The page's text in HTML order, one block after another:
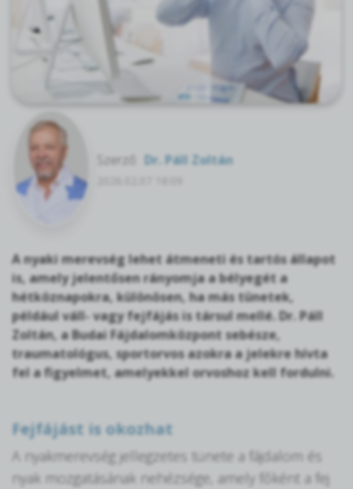
Szerző: Dr. Páll Zoltán
A nyaki merevség lehet átmeneti és tartós állapot
is, amely jelentősen rányomja a bélyegét a
hétköznapokra, különösen, ha más tünetek,
például váll- vagy fejfájás is társul mellé. Dr. Páll
Zoltán, a Budai Fájdalomközpont sebésze,
traumatológus, sportorvos azokra a jelekre hívta
fel a figyelmet, amelyekkel orvoshoz kell fordulni.
Fejfájást is okozhat
A nyakmerevség jellegzetes tünete a fájdalom és
nyak mozgatásának nehézsége, amely főként a fej